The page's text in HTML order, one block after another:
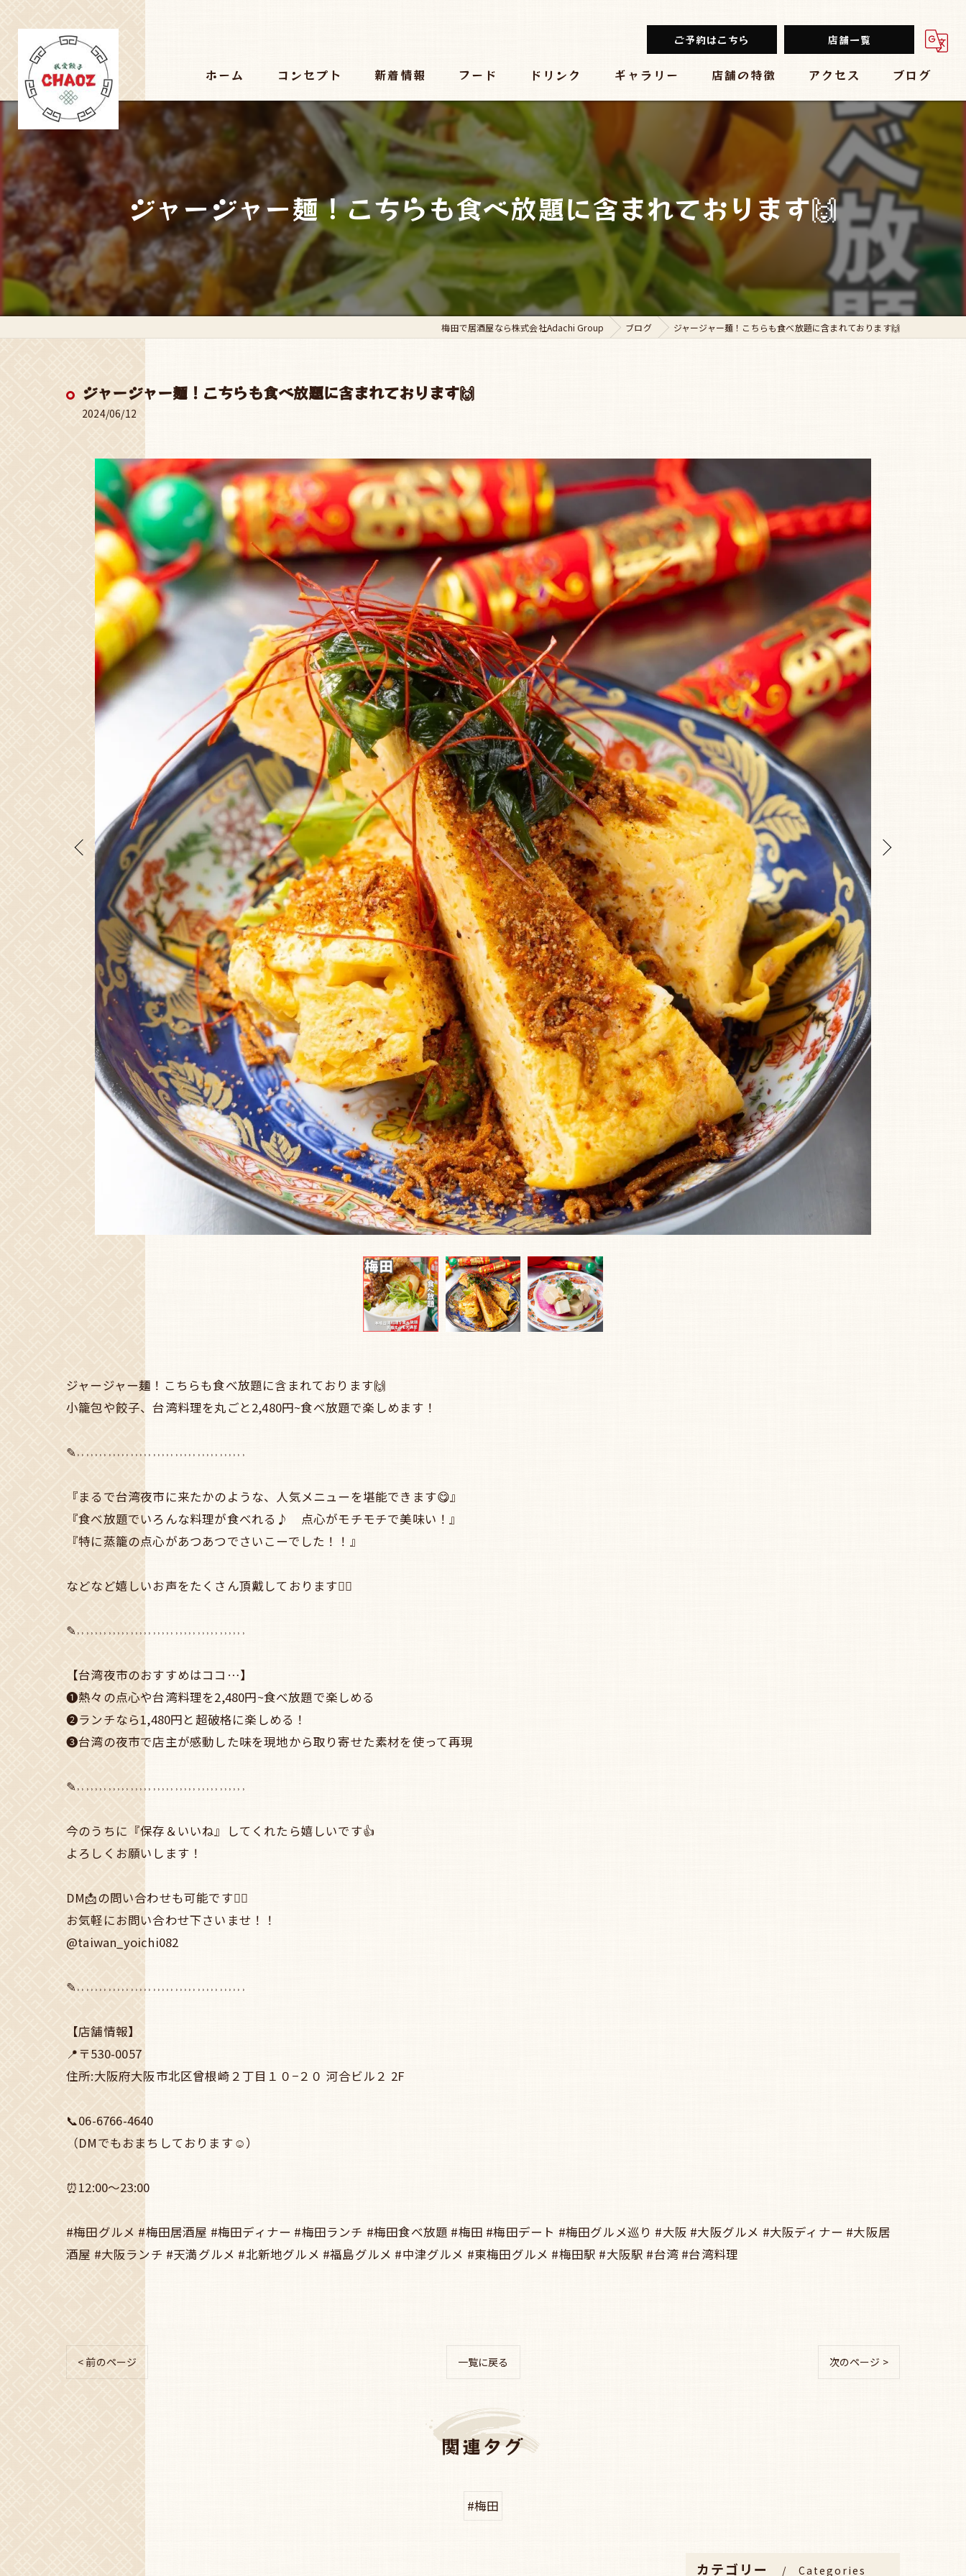
ご予約はこちら 店舗一覧
ホーム コンセプト 新着情報 フード ドリンク ギャラリー 店舗の特徴
中華
チューハイ
大衆
アクセス
堂山餃子チャオズ
台湾まるごと食べ放題 台湾夜市 梅田店
大衆酒場 スタンド ぱと 梅田店
黒毛和牛食べ放題 焼肉結局たれ。梅田店
炭焼きBAR 心
肉バル ミートマーケット 梅田店
ブログ
ジャージャー麺！こちらも食べ放題に含まれております🙌
梅田で居酒屋なら株式会社Adachi Group ブログ ジャージャー麺！こちらも食べ放題に含まれております🙌
ジャージャー麺！こちらも食べ放題に含まれております🙌
2024/06/12
ジャージャー麺！こちらも食べ放題に含まれております🙌
小籠包や餃子、台湾料理を丸ごと2,480円~食べ放題で楽しめます！
✎˒˒˒˒˒˒˒˒˒˒˒˒˒˒˒˒˒˒˒˒˒˒˒˒˒˒˒˒˒˒˒˒˒˒˒˒˒˒
『まるで台湾夜市に来たかのような、人気メニューを堪能できます😋』
『食べ放題でいろんな料理が食べれる♪ 点心がモチモチで美味い！』
『特に蒸籠の点心があつあつでさいこーでした！！』
などなど嬉しいお声をたくさん頂戴しております🙇‍♀️
✎˒˒˒˒˒˒˒˒˒˒˒˒˒˒˒˒˒˒˒˒˒˒˒˒˒˒˒˒˒˒˒˒˒˒˒˒˒˒
【台湾夜市のおすすめはココ…】
❶熱々の点心や台湾料理を2,480円~食べ放題で楽しめる
❷ランチなら1,480円と超破格に楽しめる！
❸台湾の夜市で店主が感動した味を現地から取り寄せた素材を使って再現
✎˒˒˒˒˒˒˒˒˒˒˒˒˒˒˒˒˒˒˒˒˒˒˒˒˒˒˒˒˒˒˒˒˒˒˒˒˒˒
今のうちに『保存＆いいね』してくれたら嬉しいです👍
よろしくお願いします！
DM📩の問い合わせも可能です🙆‍♀️
お気軽にお問い合わせ下さいませ！！
@taiwan_yoichi082
✎˒˒˒˒˒˒˒˒˒˒˒˒˒˒˒˒˒˒˒˒˒˒˒˒˒˒˒˒˒˒˒˒˒˒˒˒˒˒
【店舗情報】
📍〒530-0057
住所:大阪府大阪市北区曾根崎２丁目１０−２０ 河合ビル２ 2F
📞06-6766-4640
（DMでもおまちしております☺️）
⏰12:00～23:00
#梅田グルメ #梅田居酒屋 #梅田ディナー #梅田ランチ #梅田食べ放題 #梅田 #梅田デート #梅田グルメ巡り #大阪 #大阪グルメ #大阪ディナー #大阪居
酒屋 #大阪ランチ #天満グルメ #北新地グルメ #福島グルメ #中津グルメ #東梅田グルメ #梅田駅 #大阪駅 #台湾 #台湾料理
< 前のページ 一覧に戻る 次のページ >
関連タグ
#梅田
カテゴリー Categories